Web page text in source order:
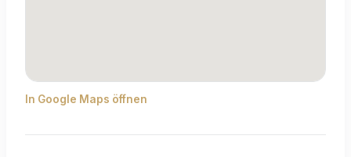
In Google Maps öffnen